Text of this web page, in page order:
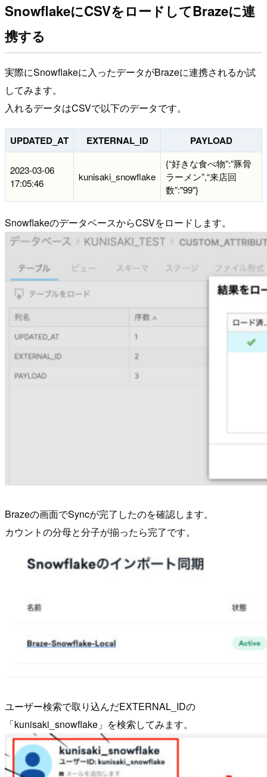
SnowflakeにCSVをロードしてBrazeに連
携する
実際にSnowflakeに入ったデータがBrazeに連携されるか試
してみます。
入れるデータはCSVで以下のデータです。
UPDATED_AT EXTERNAL_ID PAYLOAD
2023-03-06
17:05:46
kunisaki_snowflake
{“好きな食べ物”:”豚骨
ラーメン”,“来店回
数”:"99"}
SnowflakeのデータベースからCSVをロードします。
Brazeの画面でSyncが完了したのを確認します。
カウントの分母と分子が揃ったら完了です。
ユーザー検索で取り込んだEXTERNAL_IDの
「kunisaki_snowflake」を検索してみます。